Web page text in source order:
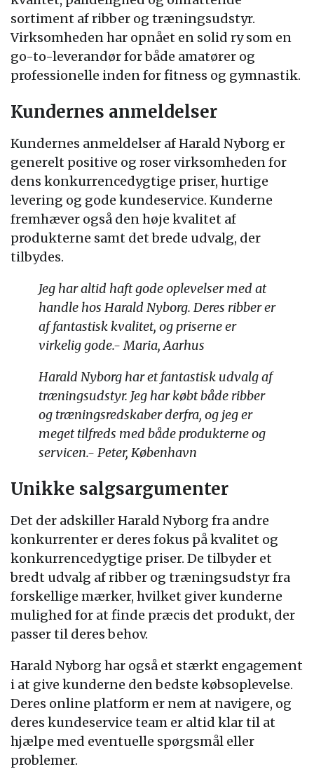
sortiment af ribber og træningsudstyr.
Virksomheden har opnået en solid ry som en
go-to-leverandør for både amatører og
professionelle inden for fitness og gymnastik.
Kundernes anmeldelser
Kundernes anmeldelser af Harald Nyborg er
generelt positive og roser virksomheden for
dens konkurrencedygtige priser, hurtige
levering og gode kundeservice. Kunderne
fremhæver også den høje kvalitet af
produkterne samt det brede udvalg, der
tilbydes.
Jeg har altid haft gode oplevelser med at
handle hos Harald Nyborg. Deres ribber er
af fantastisk kvalitet, og priserne er
virkelig gode.- Maria, Aarhus
Harald Nyborg har et fantastisk udvalg af
træningsudstyr. Jeg har købt både ribber
og træningsredskaber derfra, og jeg er
meget tilfreds med både produkterne og
servicen.- Peter, København
Unikke salgsargumenter
Det der adskiller Harald Nyborg fra andre
konkurrenter er deres fokus på kvalitet og
konkurrencedygtige priser. De tilbyder et
bredt udvalg af ribber og træningsudstyr fra
forskellige mærker, hvilket giver kunderne
mulighed for at finde præcis det produkt, der
passer til deres behov.
Harald Nyborg har også et stærkt engagement
i at give kunderne den bedste købsoplevelse.
Deres online platform er nem at navigere, og
deres kundeservice team er altid klar til at
hjælpe med eventuelle spørgsmål eller
problemer.